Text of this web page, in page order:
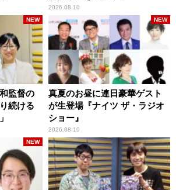
2026.08.10
監督の
続ける
NEW
真夏のお昼に連日豪華ゲスト
が生登場『ナイツ ザ・ラジオ
ショー』
2026.08.10
NEW
NEW